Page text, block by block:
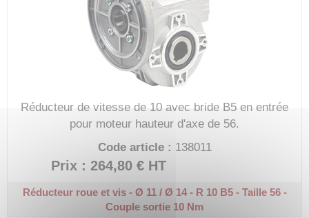
Réducteur de vitesse de 10 avec bride B5 en entrée
pour moteur hauteur d'axe de 56.
Code article : 138011
Prix : 264,80 € HT
Réducteur roue et vis - Ø 11 / Ø 14 - R 10B5 - Taille 56 -
Couple sortie 10 Nm